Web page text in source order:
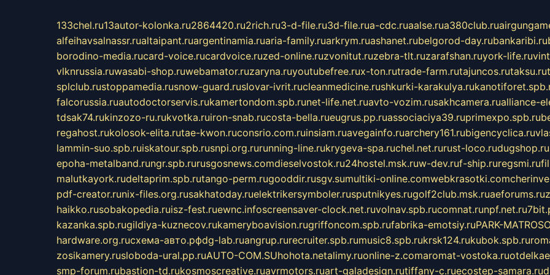
133chel.ru13autor-kolonka.ru2864420.ru2rich.ru3-d-file.ru3d-file.rua-cdc.ruaalse.rua380club.ru
alfeihavsalnassr.rualtaipant.ruargentinamia.ruaria-family.ruarkrym.ruashanet.rubelgorod-day.rubankaribi.ru
borodino-media.rucard-voice.rucardvoice.ruzed-online.ruzvonitut.ruzebra-tlt.ruzarafshan.ruyork-life.ru
vlknrussia.ruwasabi-shop.ruwebamator.ruzaryna.ruyoutubefree.rux-ton.rutrade-farm.rutajuncos.rutaksu.ru
splclub.rustoppamedia.rusnow-guard.ruslovar-ivrit.rucleanmedicine.rushkurki-karakulya.ru
falcorussia.ruautodoctorservis.rukamertondom.spb.runet-life.net.ruavto-vozim.rusakhcamera.rualliance-
tdsak74.rukinzozo-ru.rukvotka.ruiron-snab.rucosta-bella.rueugrus.pp.ruassociaciya39.ruprimexpo.spb.ru
regahost.rukolosok-elita.rutae-kwon.ruconsrio.com.ruinsiam.ruavegainfo.ruarchery161.rubigencyclica.ru
lammin-suo.spb.ruiskatour.spb.rusnpi.org.rurunning-line.rukrygeva-spa.ruchel.net.rurust-loco.rudugshop.ru
epoha-metalband.rungr.spb.rurusgosnews.comdieselvostok.ru24hostel.msk.ruw-dev.ruf-ship.ruregsmi.ru
malutkayork.rudeltaprim.spb.rutango-perm.rugooddir.rusgv.sumultiki-online.comwebkrasotki.com
pdf-creator.runix-files.org.rusakhatoday.ruelektrikersymboler.rusputnikyes.rugolf2club.msk.ruaeforums.ru
haikko.rusobakopedia.ruisz-fest.ruewnc.infoscreensaver-clock.net.ruvolnav.spb.rucomnat.runpf.net.ru
kazanka.spb.rugildiya-kuznecov.rukameryboavision.rugriffoncom.spb.rufabrika-emotsiy.ruPARK-
hardware.org.ruсхема-авто.рфdg-lab.ruangrup.rurecruiter.spb.rumusic8.spb.rukrsk124.rukubok.spb.ru
zosikamery.rusloboda-ural.pp.ruAUTO-COM.SUhohota.netalimy.ruonline-z.comaromat-vostoka.ru
smp-forum.rubastion-td.rukosmoscreative.ruavrmotors.ruart-galadesign.rutiffany-c.ruecostep-samara.ru